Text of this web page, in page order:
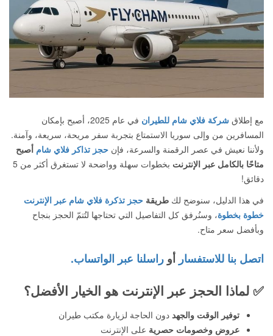
مع إطلاق شركة فلاي شام للطيران
في عام 2025، أصبح بإمكان
المسافرين من وإلى سوريا الاستمتاع بتجربة سفر مريحة، سريعة، وآمنة.
ولأننا نعيش في عصر الرقمنة والسرعة، فإن حجز تذاكر فلاي شام أصبح
متاحًا بالكامل عبر الإنترنت
بخطوات سهلة وواضحة لا تستغرق أكثر من 5
دقائق!
في هذا الدليل، سنوضح لك طريقة حجز تذكرة فلاي شام عبر الإنترنت
خطوة بخطوة، وسنُرفق كل التفاصيل التي تحتاجها لتُتمّ الحجز بنجاح
وبأفضل سعر متاح.
اتصل بنا للاستفسار أو راسلنا عبر الواتساب.
✅ لماذا الحجز عبر الإنترنت هو الخيار الأفضل؟
توفير الوقت والجهد دون الحاجة لزيارة مكتب طيران
عروض وخصومات حصرية على الإنترنت